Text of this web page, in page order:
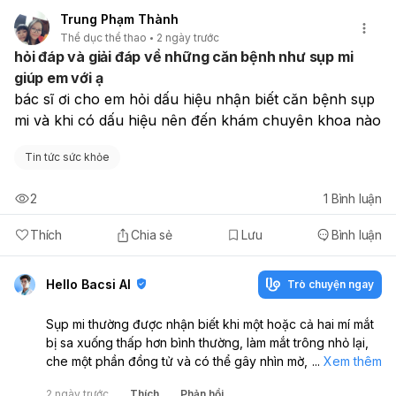
ung bướu để được hướng dẫn cụ thể theo phác đồ của
mình.
Trung Phạm Thành
Thể dục thể thao 2 ngày trước
hỏi đáp và giải đáp về những căn bệnh như sụp mi
giúp em với ạ
bác sĩ ơi cho em hỏi dấu hiệu nhận biết căn bệnh sụp
mi và khi có dấu hiệu nên đến khám chuyên khoa nào
Tin tức sức khỏe
Thích Chia sẻ Lưu Bình luận
2 1 Bình luận
Hello Bacsi AI Trò chuyện ngay
Sụp mi thường được nhận biết khi một hoặc cả hai mí mắt
bị sa xuống thấp hơn bình thường, làm mắt trông nhỏ lại,
che một phần đồng tử và có thể gây nhìn mờ, mỏi mắt
... Xem thêm